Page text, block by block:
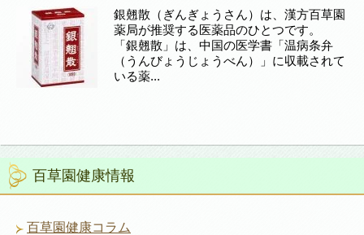
銀翹散（ぎんぎょうさん）は、漢方百草園
薬局が推奨する医薬品のひとつです。
「銀翹散」は、中国の医学書「温病条弁
（うんびょうじょうべん）」に収載されて
いる薬...
百草園健康情報
百草園健康コラム